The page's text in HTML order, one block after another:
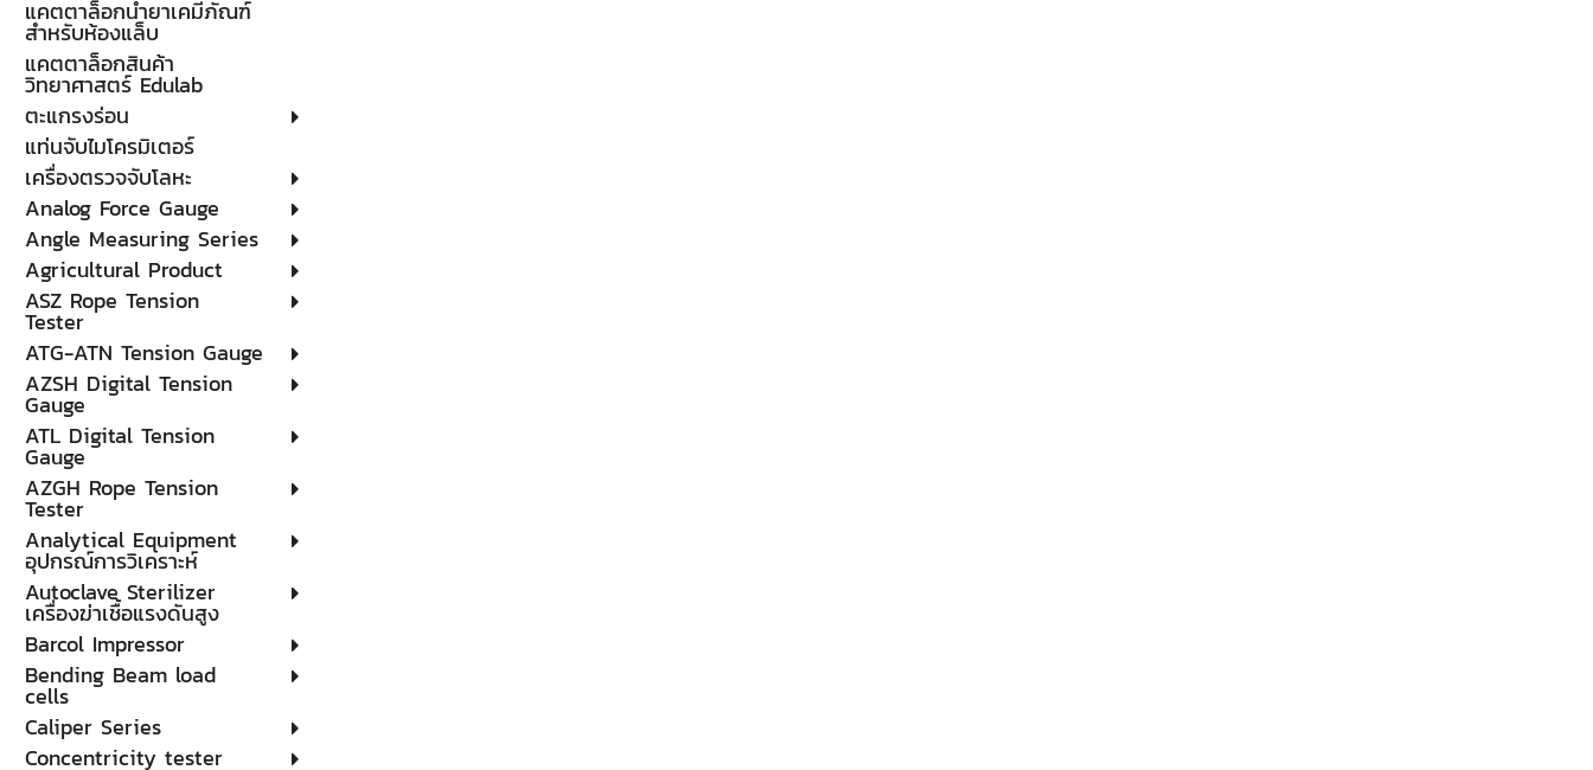
แคตตาล็อกน้ำยาเคมีภัณฑ์
สำหรับห้องแล็บ
แคตตาล็อกสินค้า
วิทยาศาสตร์ Edulab
ตะแกรงร่อน
แท่นจับไมโครมิเตอร์
เครื่องตรวจจับโลหะ
Analog Force Gauge
Angle Measuring Series
Agricultural Product
ASZ Rope Tension
Tester
ATG-ATN Tension Gauge
AZSH Digital Tension
Gauge
ATL Digital Tension
Gauge
AZGH Rope Tension
Tester
Analytical Equipment
อุปกรณ์การวิเคราะห์
Autoclave Sterilizer
เครื่องฆ่าเชื้อแรงดันสูง
Barcol Impressor
Bending Beam load
cells
Caliper Series
Concentricity tester